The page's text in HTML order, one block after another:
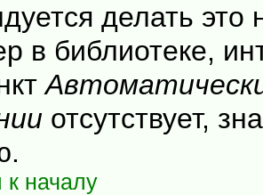
делать
в библиотеке,
отсутствует,
к началу